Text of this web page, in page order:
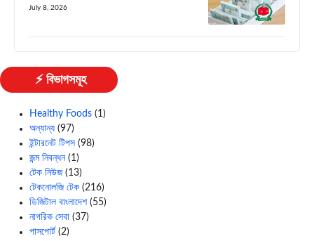
July 8, 2026
⚡ বিভাগসমূহ
Healthy Foods (1)
অন্যান্য (97)
ইন্টারনেট টিপস (98)
জন্ম নিবন্ধন(1)
টেক নিউজ(13)
টেকনোলজি টেক (216)
ডিজিটাল বাংলাদেশ(55)
নাগরিক সেবা (37)
পাসপোর্ট (2)